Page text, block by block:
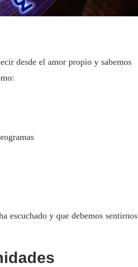
desde el amor propio y sabemos
escuchado y que debemos sentirnos